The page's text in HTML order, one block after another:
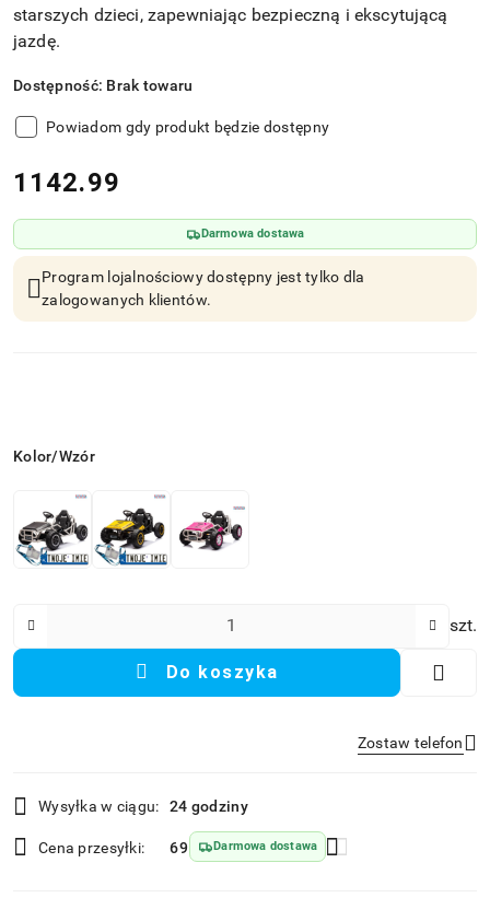
starszych dzieci, zapewniając bezpieczną i ekscytującą
jazdę.
Dostępność: Brak towaru
Powiadom gdy produkt będzie dostępny
cena:
1142.99
Darmowa dostawa
Program lojalnościowy dostępny jest tylko dla
zalogowanych klientów.
Wariant
Kolor/Wzór
szt.
Do koszyka
Zostaw telefon
Wyślij
i
dostawa
Wysyłka w ciągu: 24 godziny
Cena przesyłki: 69 Darmowa dostawa